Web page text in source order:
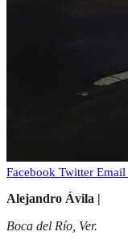
Facebook Twitter Email
Alejandro Ávila |
Boca del Río, Ver.